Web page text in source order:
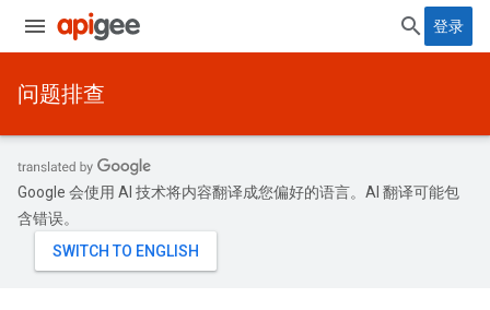
登录
问题排查
Google 会使用 AI 技术将内容翻译成您偏好的语言。AI 翻译可能包
含错误。